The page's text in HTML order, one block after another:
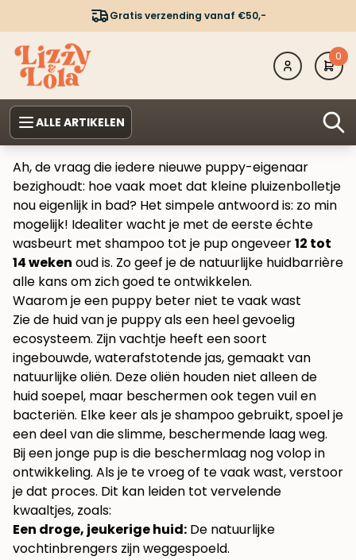
Gratis verzending vanaf €50,-
0
ALLE ARTIKELEN
Ah, de vraag die iedere nieuwe puppy-eigenaar
bezighoudt: hoe vaak moet dat kleine pluizenbolletje
nou eigenlijk in bad? Het simpele antwoord is: zo min
mogelijk! Idealiter wacht je met de eerste échte
wasbeurt met shampoo tot je pup ongeveer12 tot
14 weken oud is. Zo geef je de natuurlijke huidbarrière
alle kans om zich goed te ontwikkelen.
Waarom je een puppy beter niet te vaak wast
Zie de huid van je puppy als een heel gevoelig
ecosysteem. Zijn vachtje heeft een soort
ingebouwde, waterafstotende jas, gemaakt van
natuurlijke oliën. Deze oliën houden niet alleen de
huid soepel, maar beschermen ook tegen vuil en
bacteriën. Elke keer als je shampoo gebruikt, spoel je
een deel van die slimme, beschermende laag weg.
Bij een jonge pup is die beschermlaag nog volop in
ontwikkeling. Als je te vroeg of te vaak wast, verstoor
je dat proces. Dit kan leiden tot vervelende
kwaaltjes, zoals:
Een droge, jeukerige huid: De natuurlijke
vochtinbrengers zijn weggespoeld.